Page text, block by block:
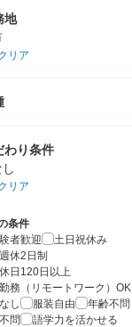
地
リア
わり条件
リア
条件
者歓迎
土日祝休み
休2日制
日120日以上
務（リモートワーク）OK
し
服装自由
年齢不問
問
語学力を活かせる